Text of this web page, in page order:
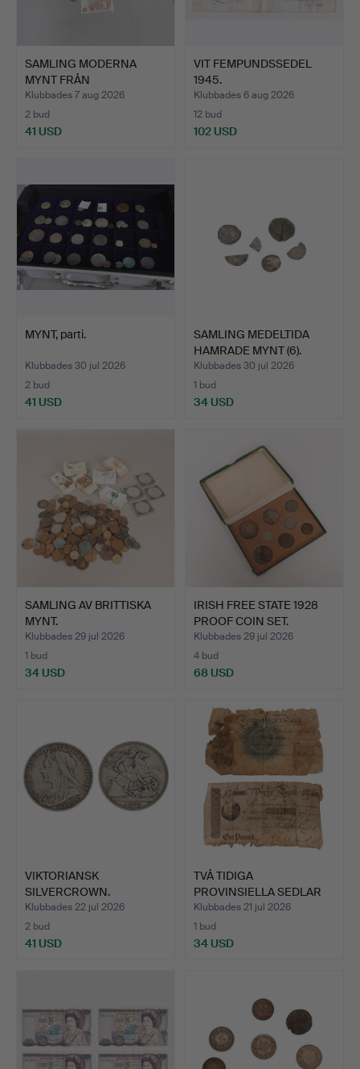
SAMLING MODERNA
MYNT FRÅN
STORBRITANNIEN O…
Klubbades 7 aug 2026
2 bud
41 USD
VIT FEMPUNDSSEDEL
1945.
Klubbades 6 aug 2026
12 bud
102 USD
MYNT, parti.
Klubbades 30 jul 2026
2 bud
41 USD
SAMLING MEDELTIDA
HAMRADE MYNT (6).
Klubbades 30 jul 2026
1 bud
34 USD
SAMLING AV BRITTISKA
MYNT.
Klubbades 29 jul 2026
1 bud
34 USD
IRISH FREE STATE 1928
PROOF COIN SET.
Klubbades 29 jul 2026
4 bud
68 USD
VIKTORIANSK
SILVERCROWN.
Klubbades 22 jul 2026
2 bud
41 USD
TVÅ TIDIGA
PROVINSIELLA SEDLAR
(2).
Klubbades 21 jul 2026
1 bud
34 USD